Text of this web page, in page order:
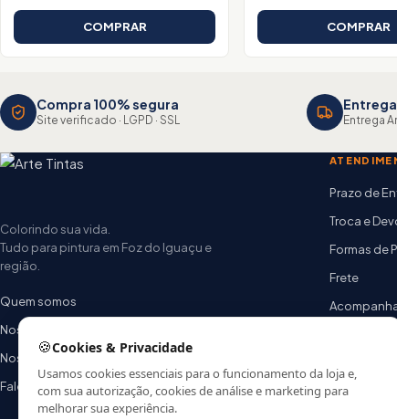
COMPRAR COMPRAR
Compra 100% segura
Site verificado · LGPD · SSL Entrega
Colorindo sua vida.
Tudo para pintura em Foz do Iguaçu e
região.
Quem somos
Nossas lojas
Nossa equipe
Fale conosco
Prazo de
Troca e
Formas de
Frete
🍪Cookies & Privacidade
Usamos cookies essenciais para o funcionamento da loja e,
com sua autorização, cookies de análise e marketing para
melhorar sua experiência.